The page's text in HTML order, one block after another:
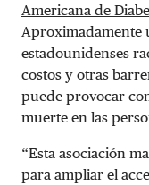
Americana de
Aproximadamente
estadounidenses
costos y otras
puede provocar
muerte en las
“Esta asociación
para ampliar el